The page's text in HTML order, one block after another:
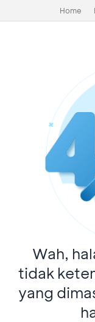
Home
Wah,
tidak
yang